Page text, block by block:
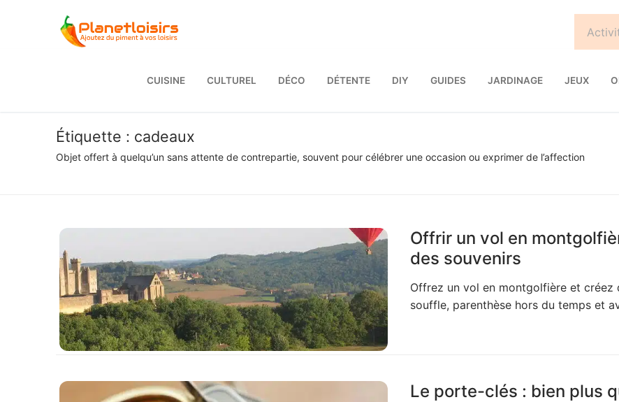
CUISINE CULTUREL DÉCO DÉTENTE DIY GUIDES JARDINAGE JEUX
Étiquette : cadeaux
Objet offert à quelqu’un sans attente de contrepartie, souvent pour célébrer une occasion ou exprimer de l’affection
Offrir un vol en
des souvenirs
Offrez un vol en montgolfière et créez
souffle, parenthèse hors du temps et
Le porte-clés : bien plus